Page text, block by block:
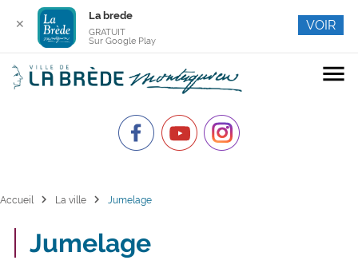
menu
Accueil chevron_right La ville chevron_right Jumelage
Jumelage
✕
La brede
GRATUIT
Sur Google Play
VOIR